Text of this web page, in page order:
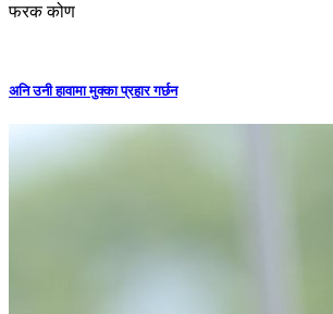
फरक कोण
अनि उनी हावामा मुक्का प्रहार गर्छन